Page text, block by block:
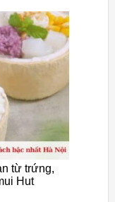
từ trứng,
Hut